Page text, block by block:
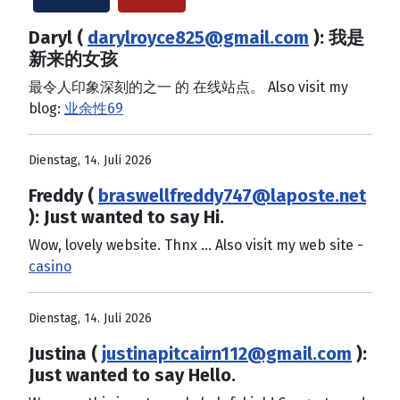
Daryl ( darylroyce825@gmail.com ): 我是
新来的女孩
最令人印象深刻的之一 的 在线站点。 Also visit my
blog: 业余性69
Dienstag, 14. Juli 2026
Freddy ( braswellfreddy747@laposte.net
): Just wanted to say Hi.
Wow, lovely website. Thnx ... Also visit my web site -
casino
Dienstag, 14. Juli 2026
Justina ( justinapitcairn112@gmail.com ):
Just wanted to say Hello.